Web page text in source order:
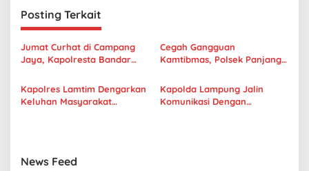
g
a
s
i
p
o
Posting Terkait
Jumat Curhat di Campang
Jaya, Kapolresta Bandar
Jaga Toleransi Kerukunan
Umat Beragama
Cegah Gangguan
Kamtibmas, Polsek Panjang
Sumatera
Kapolres Lamtim Dengarkan
Keluhan Masyarakat
Kapolda Lampung Jalin
Komunikasi Dengan
News Feed